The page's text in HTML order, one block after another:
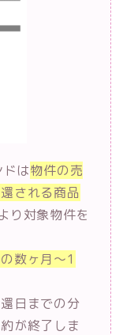
は物件の売
される商品
り対象物件を
数ヶ月～1
日までの分
が終了しま